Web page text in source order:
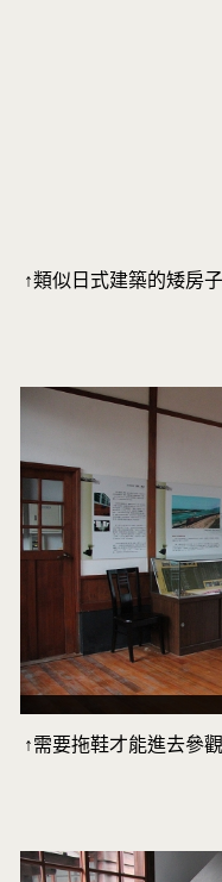
↑類似日式建築的矮房
↑需要拖鞋才能進去參